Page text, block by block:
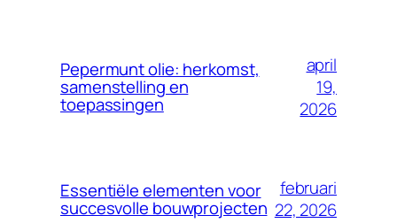
Pepermunt olie: herkomst,
samenstelling en
toepassingen
april
19,
2026
Essentiële elementen voor
succesvolle bouwprojecten
februari
22, 2026